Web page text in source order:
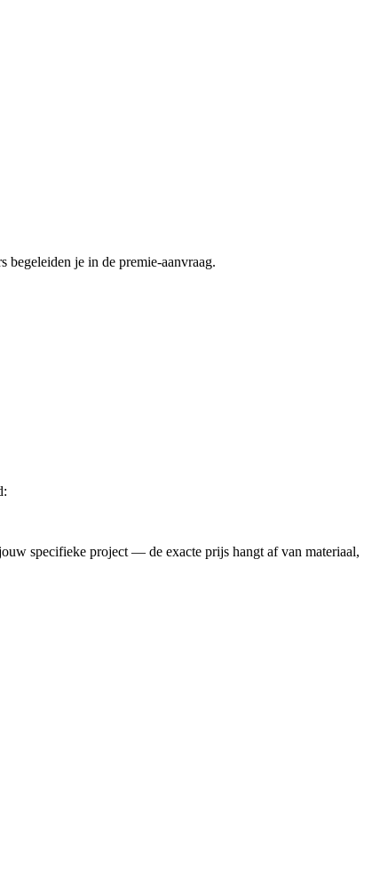
begeleiden je in de premie-aanvraag.
specifieke project — de exacte prijs hangt af van materiaal,